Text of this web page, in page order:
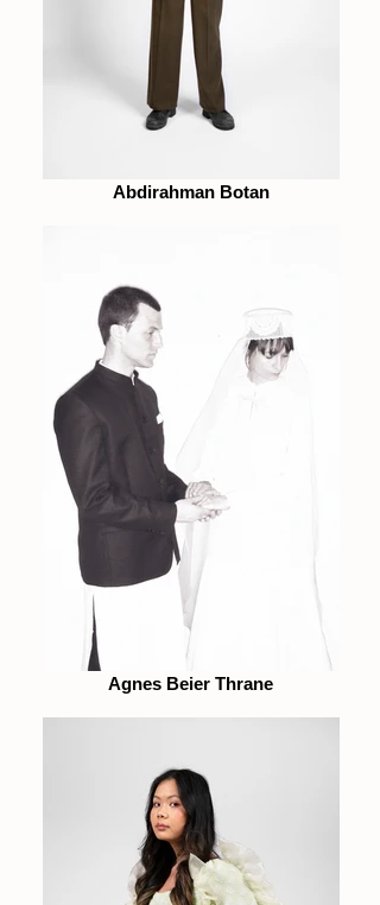
Abdirahman Botan
Agnes Beier Thrane